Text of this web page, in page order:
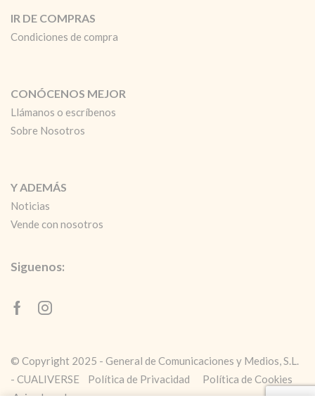
IR DE COMPRAS
Condiciones de compra
CONÓCENOS MEJOR
Llámanos o escríbenos
Sobre Nosotros
Y ADEMÁS
Noticias
Vende con nosotros
Siguenos:
FacebookInstagram
© Copyright 2025 - General de Comunicaciones y Medios, S.L.
- CUALIVERSE
Política de Privacidad
Política de Cookies